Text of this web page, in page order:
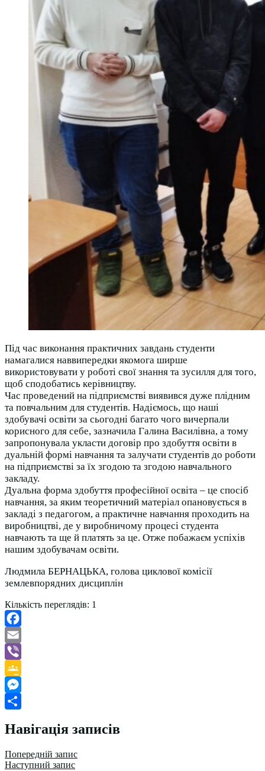
Під час виконання практичних завдань студенти
намагалися наввипередки якомога ширше
використовувати у роботі свої знання та зусилля для того,
щоб сподобатись керівництву.
Час проведений на підприємстві виявився дуже плідним
та повчальним для студентів. Надіємось, що наші
здобувачі освіти за сьогодні багато чого вичерпали
корисного для себе, зазначила Галина Василівна, а тому
запропонувала укласти договір про здобуття освіти в
дуальній формі навчання та залучати студентів до роботи
на підприємстві за їх згодою та згодою навчального
закладу.
Дуальна форма здобуття професійної освіта – це спосіб
навчання, за яким теоретичний матеріал опановується в
закладі з педагогом, а практичне навчання проходить на
виробництві, де у виробничому процесі студента
навчають та ще й платять за це. Отже побажаєм успіхів
нашим здобувачам освіти.
Людмила БЕРНАЦЬКА, голова циклової комісії
землевпорядних дисциплін
Кількість переглядів: 1
Facebook
Email
Viber
Google
Classroom
Messenger
Навігація записів
Попередній запис
Наступний запис